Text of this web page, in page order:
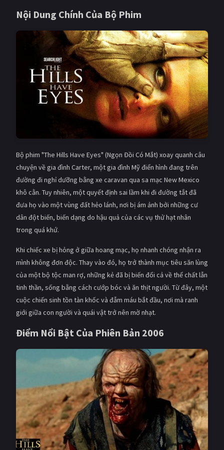
CẬP NHẬT
PHIM LẺ
PHIM CHIẾU RẠP
BLOG
Nội Dung Chính Của Bộ Phim
Bộ phim "The Hills Have Eyes" (Ngọn Đồi Có Mắt) xoay quanh câu
chuyện về gia đình Carter, một gia đình Mỹ điển hình đang trên
đường đi nghỉ dưỡng bằng xe caravan qua sa mạc New Mexico
khô cằn. Tuy nhiên, một quyết định sai lầm khi đi đường tắt đã
đưa họ vào một vùng đất hẻo lánh, nơi bị ám ảnh bởi những cư
dân đột biến, biến dạng do hậu quả của các vụ thử hạt nhân
trong quá khứ.
Khi chiếc xe bị hỏng ở giữa hoang mạc, họ nhanh chóng nhận ra
mình không đơn độc. Thay vào đó, họ trở thành mục tiêu săn lùng
của một bộ tộc man rợ, những kẻ đã bị biến đổi cả về thể chất lẫn
tinh thần, sống bằng cách cướp bóc và ăn thịt người. Từ đây, một
cuộc chiến sinh tồn tàn khốc và đẫm máu bắt đầu, nơi mà ranh
giới giữa con người và quái vật trở nên mờ nhạt.
Điểm Nổi Bật Của Phiên Bản 2006